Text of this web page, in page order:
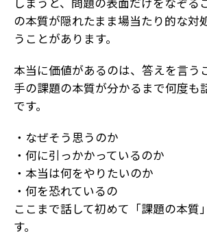
の本質が隠れたまま場当たり的な対
うことがあります。
本当に価値があるのは、答えを言う
手の課題の本質が分かるまで何度も
です。
・なぜそう思うのか
・何に引っかかっているのか
・本当は何をやりたいのか
・何を恐れているの
ここまで話して初めて「課題の本質
す。